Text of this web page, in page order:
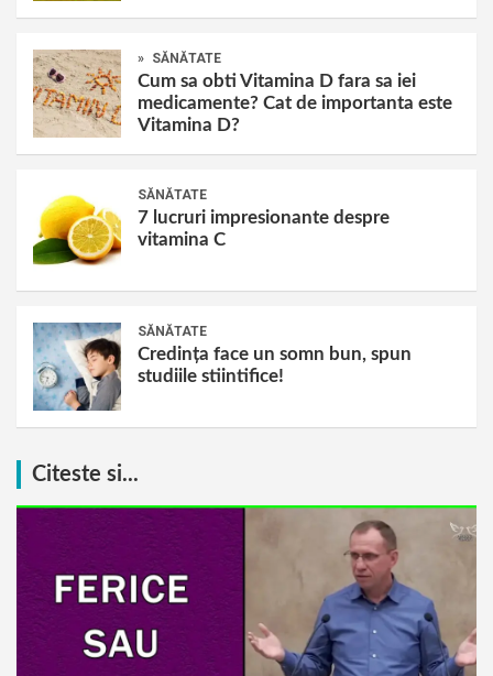
» SĂNĂTATE
Cum sa obti Vitamina D fara sa iei
medicamente? Cat de importanta este
Vitamina D?
SĂNĂTATE
7 lucruri impresionante despre
vitamina C
SĂNĂTATE
Credința face un somn bun, spun
studiile stiintifice!
Citeste si...